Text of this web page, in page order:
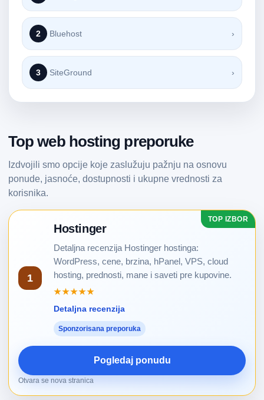
2 Bluehost ›
3 SiteGround ›
Top web hosting preporuke
Izdvojili smo opcije koje zaslužuju pažnju na osnovu
ponude, jasnoće, dostupnosti i ukupne vrednosti za
korisnika.
1
Hostinger
Detaljna recenzija Hostinger hostinga:
WordPress, cene, brzina, hPanel, VPS, cloud
hosting, prednosti, mane i saveti pre kupovine.
★★★★★
Detaljna recenzija
Sponzorisana preporuka
Pogledaj ponudu
Otvara se nova stranica